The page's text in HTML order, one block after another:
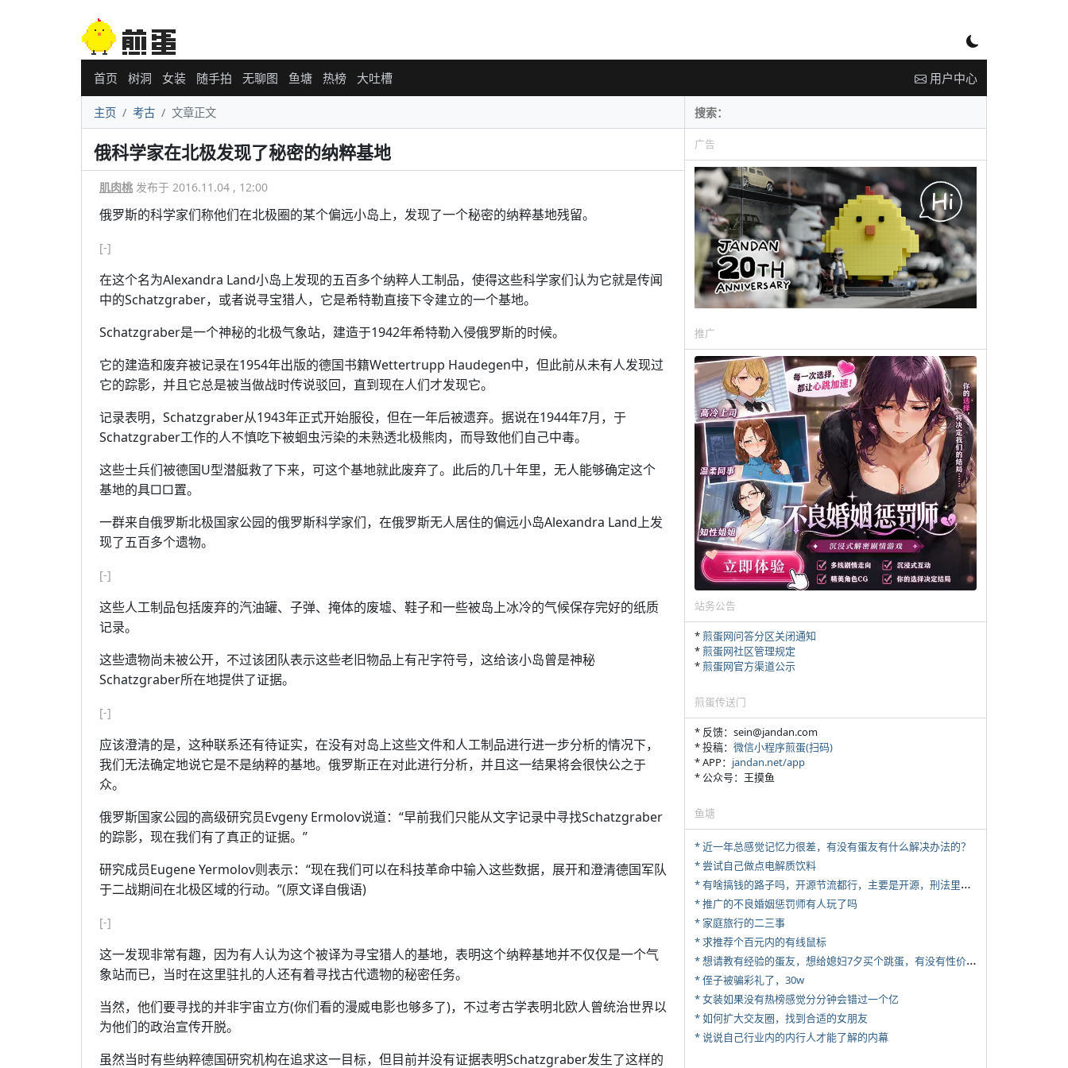
首页 树洞 女装 随手拍 无聊图 鱼塘 热榜 大吐槽 用户中心
主页 考古 文章正文
俄科学家在北极发现了秘密的纳粹基地
肌肉桃 发布于 2016.11.04 , 12:00
俄罗斯的科学家们称他们在北极圈的某个偏远小岛上，发现了一个秘密的纳粹基地残留。
[-]
在这个名为Alexandra Land小岛上发现的五百多个纳粹人工制品，使得这些科学家们认为它就是传闻
中的Schatzgraber，或者说寻宝猎人，它是希特勒直接下令建立的一个基地。
Schatzgraber是一个神秘的北极气象站，建造于1942年希特勒入侵俄罗斯的时候。
它的建造和废弃被记录在1954年出版的德国书籍Wettertrupp Haudegen中，但此前从未有人发现过
它的踪影，并且它总是被当做战时传说驳回，直到现在人们才发现它。
记录表明，Schatzgraber从1943年正式开始服役，但在一年后被遗弃。据说在1944年7月，于
Schatzgraber工作的人不慎吃下被蛔虫污染的未熟透北极熊肉，而导致他们自己中毒。
这些士兵们被德国U型潜艇救了下来，可这个基地就此废弃了。此后的几十年里，无人能够确定这个
基地的具□□置。
一群来自俄罗斯北极国家公园的俄罗斯科学家们，在俄罗斯无人居住的偏远小岛Alexandra Land上发
现了五百多个遗物。
[-]
这些人工制品包括废弃的汽油罐、子弹、掩体的废墟、鞋子和一些被岛上冰冷的气候保存完好的纸质
记录。
这些遗物尚未被公开，不过该团队表示这些老旧物品上有卍字符号，这给该小岛曾是神秘
Schatzgraber所在地提供了证据。
[-]
应该澄清的是，这种联系还有待证实，在没有对岛上这些文件和人工制品进行进一步分析的情况下，
我们无法确定地说它是不是纳粹的基地。俄罗斯正在对此进行分析，并且这一结果将会很快公之于
众。
俄罗斯国家公园的高级研究员Evgeny Ermolov说道：“早前我们只能从文字记录中寻找Schatzgraber
的踪影，现在我们有了真正的证据。”
研究成员Eugene Yermolov则表示：“现在我们可以在科技革命中输入这些数据，展开和澄清德国军队
于二战期间在北极区域的行动。”(原文译自俄语)
[-]
这一发现非常有趣，因为有人认为这个被译为寻宝猎人的基地，表明这个纳粹基地并不仅仅是一个气
象站而已，当时在这里驻扎的人还有着寻找古代遗物的秘密任务。
当然，他们要寻找的并非宇宙立方(你们看的漫威电影也够多了)，不过考古学表明北欧人曾统治世界以
为他们的政治宣传开脱。
虽然当时有些纳粹德国研究机构在追求这一目标，但目前并没有证据表明Schatzgraber发生了这样的
广告
推广
站务公告
*煎蛋网问答分区关闭通知
*煎蛋网社区管理规定
*煎蛋网官方渠道公示
煎蛋传送门
* 反馈：sein@jandan.com
* 投稿： 微信小程序煎蛋(扫码)
* APP： jandan.net/app
* 公众号：王摸鱼
鱼塘
* 近一年总感觉记忆力很差，有没有蛋友有什么解决办法的？
* 尝试自己做点电解质饮料
*
有啥搞钱的路子吗，开源节流都行，主要是开源，刑法里的咱不做
* 推广的不良婚姻惩罚师有人玩了吗
* 家庭旅行的二三事
* 求推荐个百元内的有线鼠标
*
想请教有经验的蛋友，想给媳妇7夕买个跳蛋，有没有性价比高的推荐
* 侄子被骗彩礼了，30w
* 女装如果没有热榜感觉分分钟会错过一个亿
* 如何扩大交友圈，找到合适的女朋友
* 说说自己行业内的内行人才能了解的内幕